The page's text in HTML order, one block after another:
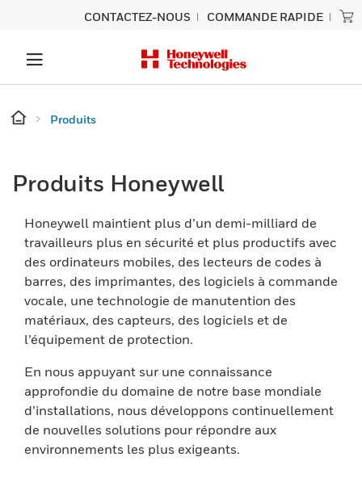
CONTACTEZ-NOUS COMMANDE RAPIDE
Produits
Produits Honeywell
Honeywell maintient plus d’un demi-milliard de
travailleurs plus en sécurité et plus productifs avec
des ordinateurs mobiles, des lecteurs de codes à
barres, des imprimantes, des logiciels à commande
vocale, une technologie de manutention des
matériaux, des capteurs, des logiciels et de
l’équipement de protection.
En nous appuyant sur une connaissance
approfondie du domaine de notre base mondiale
d’installations, nous développons continuellement
de nouvelles solutions pour répondre aux
environnements les plus exigeants.